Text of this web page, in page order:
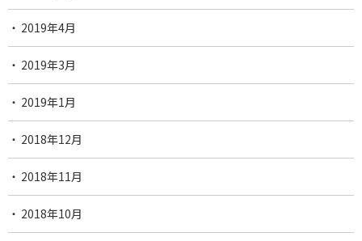
2019年4月
2019年3月
2019年1月
2018年12月
2018年11月
2018年10月